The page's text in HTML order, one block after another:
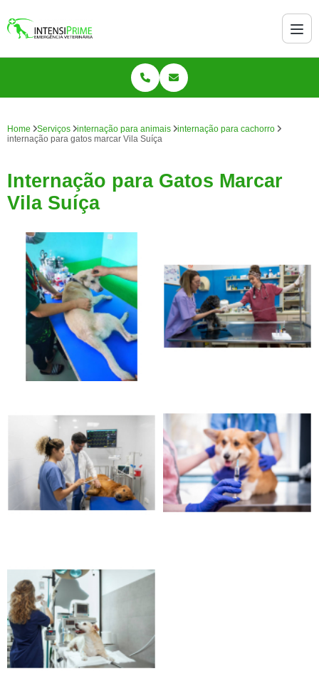
Home Serviços internação para animais
internação para cachorro
internação para gatos marcar Vila Suíça
Internação para Gatos Marcar
Vila Suíça